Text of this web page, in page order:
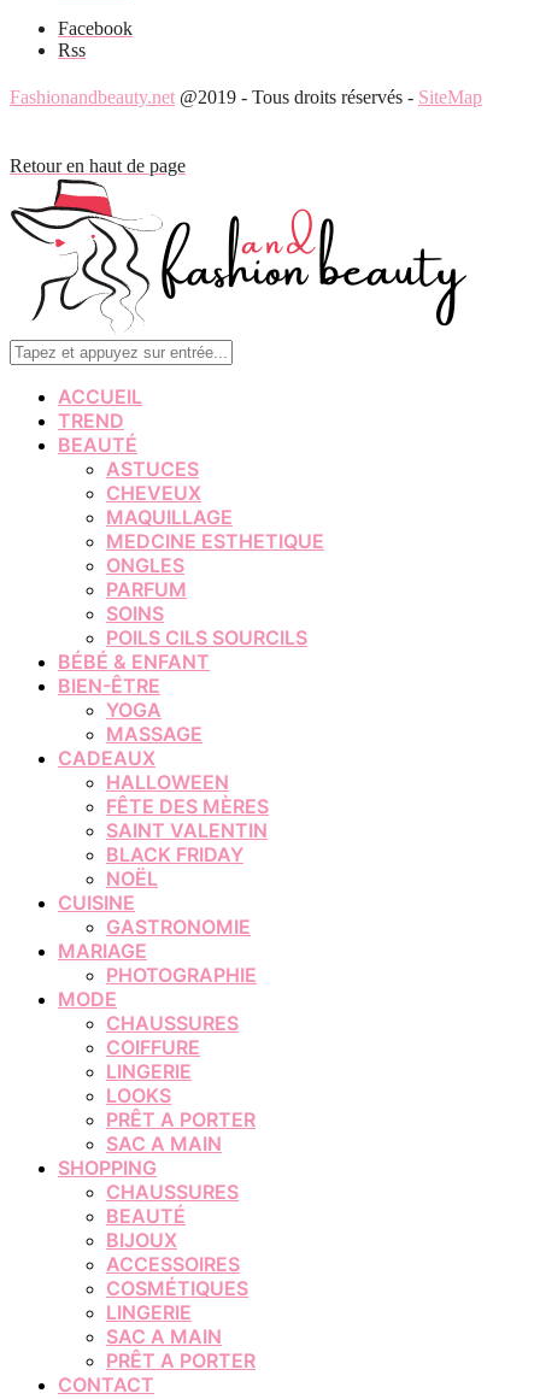
Facebook
Rss
Fashionandbeauty.net @2019 - Tous droits réservés - SiteMap
Retour en haut de page
ACCUEIL
TREND
BEAUTÉ
ASTUCES
CHEVEUX
MAQUILLAGE
MEDCINE ESTHETIQUE
ONGLES
PARFUM
SOINS
POILS CILS SOURCILS
BÉBÉ & ENFANT
BIEN-ÊTRE
YOGA
MASSAGE
CADEAUX
HALLOWEEN
FÊTE DES MÈRES
SAINT VALENTIN
BLACK FRIDAY
NOËL
CUISINE
GASTRONOMIE
MARIAGE
PHOTOGRAPHIE
MODE
CHAUSSURES
COIFFURE
LINGERIE
LOOKS
PRÊT A PORTER
SAC A MAIN
SHOPPING
CHAUSSURES
BEAUTÉ
BIJOUX
ACCESSOIRES
COSMÉTIQUES
LINGERIE
SAC A MAIN
PRÊT A PORTER
CONTACT